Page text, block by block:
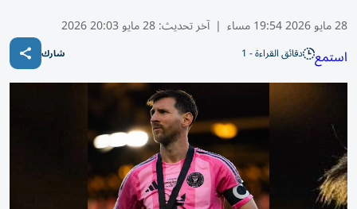
28 مايو 2026 19:54 مساء | آخر تحديث:28 مايو 20:03 2026
استمع دقائق القراءة - 1 شارك